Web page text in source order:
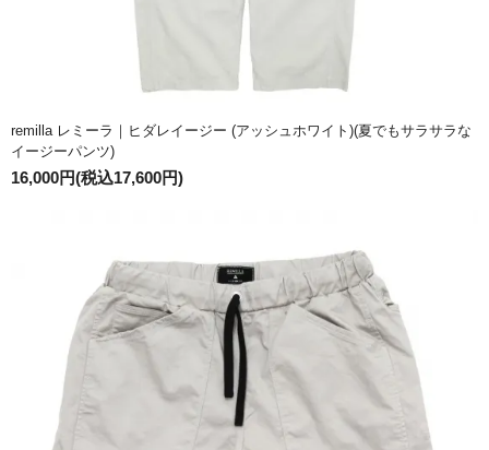
remilla レミーラ｜ヒダレイージー (アッシュホワイト)(夏でもサラサラな
イージーパンツ)
16,000円(税込17,600円)